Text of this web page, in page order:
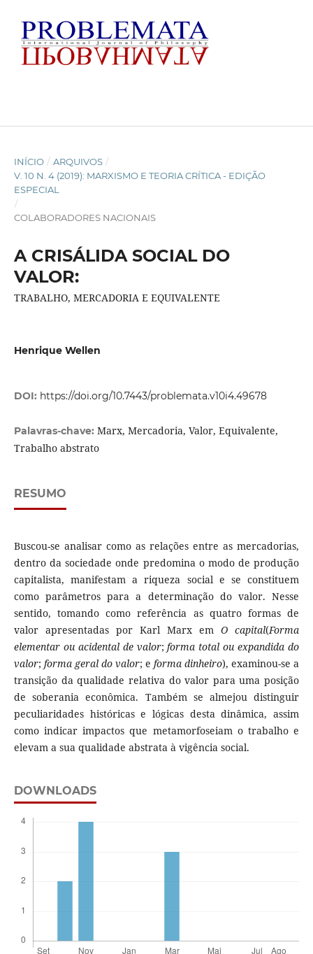
INÍCIO / ARQUIVOS /
V. 10 N. 4 (2019): MARXISMO E TEORIA CRÍTICA - EDIÇÃO
ESPECIAL
/
COLABORADORES NACIONAIS
A CRISÁLIDA SOCIAL DO
VALOR:
TRABALHO, MERCADORIA E EQUIVALENTE
Henrique Wellen
DOI: https://doi.org/10.7443/problemata.v10i4.49678
Palavras-chave: Marx, Mercadoria, Valor, Equivalente,
Trabalho abstrato
RESUMO
Buscou-se analisar como as relações entre as mercadorias,
dentro da sociedade onde predomina o modo de produção
capitalista, manifestam a riqueza social e se constituem
como parâmetros para a determinação do valor. Nesse
sentido, tomando como referência as quatro formas de
valor apresentadas por Karl Marx emO capital(Forma
elementar ou acidental de valor;forma total ou expandida do
valor; forma geral do valor; eforma dinheiro), examinou-se a
transição da qualidade relativa do valor para uma posição
de soberania econômica. Também se almejou distinguir
peculiaridades históricas e lógicas desta dinâmica, assim
como indicar impactos que metamorfoseiam o trabalho e
elevam a sua qualidade abstrata à vigência social.
DOWNLOADS